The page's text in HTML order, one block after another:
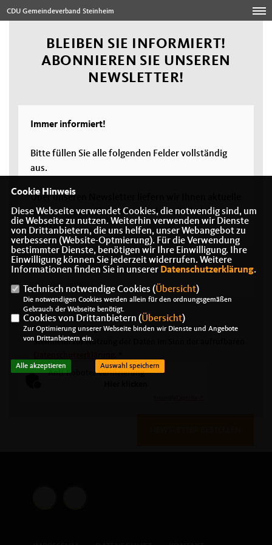
CDU Gemeindeverband Steinheim
BLEIBEN SIE INFORMIERT!
ABONNIEREN SIE UNSEREN
NEWSLETTER!
Immer informiert!
Bitte füllen Sie alle folgenden Felder vollständig
aus.
Über unseren Newsletter liefern wir Ihnen aktuelle
Informationen über unsere Arbeit direkt in Ihr
Postfach.
Hiermit berechtige ich die CDU Gemeindeverband
Steinheim zur Nutzung der Daten im Sinn der aufrufbaren
Anti-Roboter-Verifizierung
Cookie Hinweis
Diese Webseite verwendet Cookies, die notwendig sind, um
die Webseite zu nutzen. Weiterhin verwenden wir Dienste
von Drittanbietern, die uns helfen, unser Webangebot zu
verbessern (Website-Optmierung). Für die Verwendung
bestimmter Dienste, benötigen wir Ihre Einwilligung. Ihre
Einwilligung können Sie jederzeit widerrufen. Weitere
Informationen finden Sie in unserer Datenschutzerklärung.
Technisch notwendige Cookies (Übersicht)
Die notwendigen Cookies werden allein für den ordnungsgemäßen
Gebrauch der Webseite benötigt.
Cookies von Drittanbietern (Übersicht)
Zur Optimierung unserer Webseite binden wir Dienste und Angebote
von Drittanbietern ein.
Alle akzeptieren Auswahl speichern